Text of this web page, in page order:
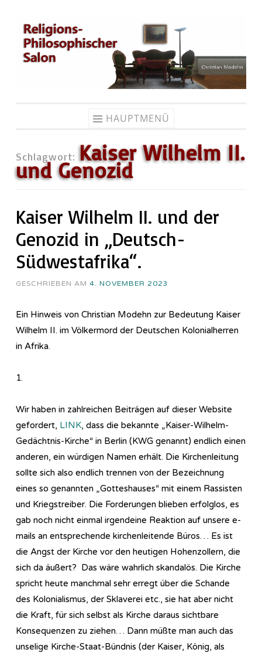
Zum
Inhalt
springen
HAUPTMENÜ
Schlagwort: Kaiser Wilhelm II.
und Genozid
Kaiser Wilhelm II. und der
Genozid in „Deutsch-
Südwestafrika“.
GESCHRIEBEN AM 4. NOVEMBER 2023
Ein Hinweis von Christian Modehn zur Bedeutung Kaiser
Wilhelm II. im Völkermord der Deutschen Kolonialherren
in Afrika.
1.
Wir haben in zahlreichen Beiträgen auf dieser Website
gefordert, LINK, dass die bekannte „Kaiser-Wilhelm-
Gedächtnis-Kirche“ in Berlin (KWG genannt) endlich einen
anderen, ein würdigen Namen erhält. Die Kirchenleitung
sollte sich also endlich trennen von der Bezeichnung
eines so genannten „Gotteshauses“ mit einem Rassisten
und Kriegstreiber. Die Forderungen blieben erfolglos, es
gab noch nicht einmal irgendeine Reaktion auf unsere e-
mails an entsprechende kirchenleitende Büros… Es ist
die Angst der Kirche vor den heutigen Hohenzollern, die
sich da äußert? Das wäre wahrlich skandalös. Die Kirche
spricht heute manchmal sehr erregt über die Schande
des Kolonialismus, der Sklaverei etc., sie hat aber nicht
die Kraft, für sich selbst als Kirche daraus sichtbare
Konsequenzen zu ziehen… Dann müßte man auch das
unselige Kirche-Staat-Bündnis (der Kaiser, König, als